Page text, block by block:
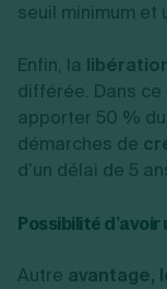
seuil minimum et
Enfin, la
différée. Dans
apporter 50 %
démarches de
d’un délai de 5
Possibilité
Autre avantage,